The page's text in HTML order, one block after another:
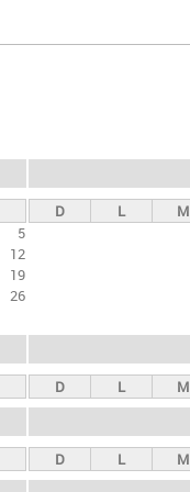
5
12
19
26
D L M
D L M
D L M